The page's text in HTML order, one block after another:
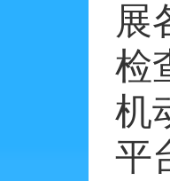
展
检
机
平